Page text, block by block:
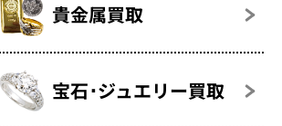
貴金属買取
宝石･ジュエリー買取